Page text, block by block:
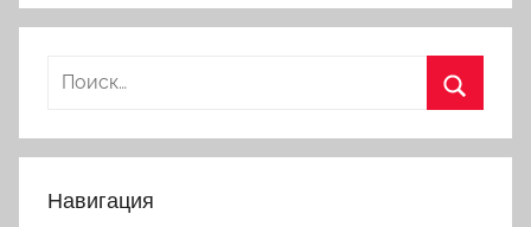
Найти:
Навигация